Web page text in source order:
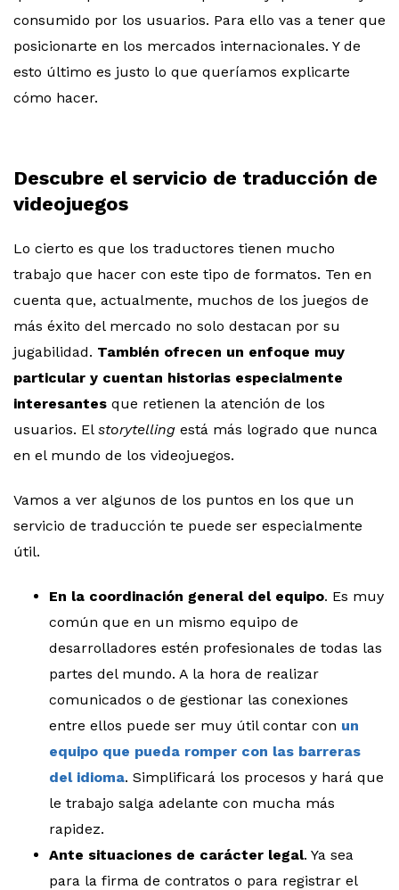
consumido por los usuarios. Para ello vas a tener que
posicionarte en los mercados internacionales. Y de
esto último es justo lo que queríamos explicarte
cómo hacer.
Descubre el servicio de traducción de
videojuegos
Lo cierto es que los traductores tienen mucho
trabajo que hacer con este tipo de formatos. Ten en
cuenta que, actualmente, muchos de los juegos de
más éxito del mercado no solo destacan por su
jugabilidad. También ofrecen un enfoque muy
particular y cuentan historias especialmente
interesantes que retienen la atención de los
usuarios. El storytelling está más logrado que nunca
en el mundo de los videojuegos.
Vamos a ver algunos de los puntos en los que un
servicio de traducción te puede ser especialmente
útil.
En la coordinación general del equipo. Es muy
común que en un mismo equipo de
desarrolladores estén profesionales de todas las
partes del mundo. A la hora de realizar
comunicados o de gestionar las conexiones
entre ellos puede ser muy útil contar con un
equipo que pueda romper con las barreras
del idioma. Simplificará los procesos y hará que
le trabajo salga adelante con mucha más
rapidez.
Ante situaciones de carácter legal. Ya sea
para la firma de contratos o para registrar el